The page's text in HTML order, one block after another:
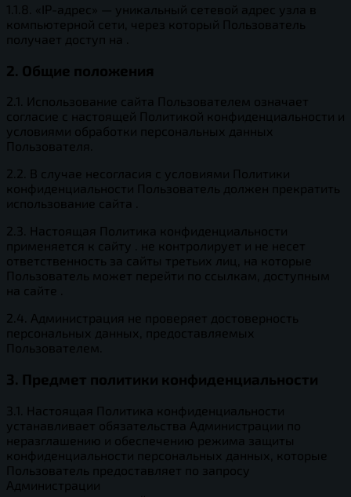
1.1.8. «IP-адрес» — уникальный сетевой адрес узла в
компьютерной сети, через который Пользователь
получает доступ на .
2. Общие положения
2.1. Использование сайта Пользователем означает
согласие с настоящей Политикой конфиденциальности и
условиями обработки персональных данных
Пользователя.
2.2. В случае несогласия с условиями Политики
конфиденциальности Пользователь должен прекратить
использование сайта .
2.3. Настоящая Политика конфиденциальности
применяется к сайту . не контролирует и не несет
ответственность за сайты третьих лиц, на которые
Пользователь может перейти по ссылкам, доступным
на сайте .
2.4. Администрация не проверяет достоверность
персональных данных, предоставляемых
Пользователем.
3. Предмет политики конфиденциальности
3.1. Настоящая Политика конфиденциальности
устанавливает обязательства Администрации по
неразглашению и обеспечению режима защиты
конфиденциальности персональных данных, которые
Пользователь предоставляет по запросу
Администрации